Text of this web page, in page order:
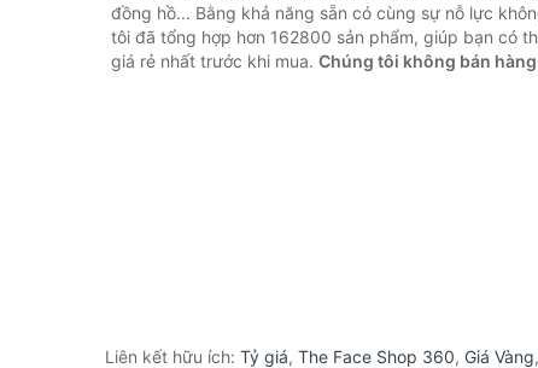
đồng hồ... Bằng khả năng sẵn có cùng sự nỗ lực
tôi đã tổng hợp hơn 162800 sản phẩm, giúp bạn có
giá rẻ nhất trước khi mua. Chúng tôi không bán
Liên kết hữu ích: Tỷ giá, The Face Shop 360, Giá Vàng,